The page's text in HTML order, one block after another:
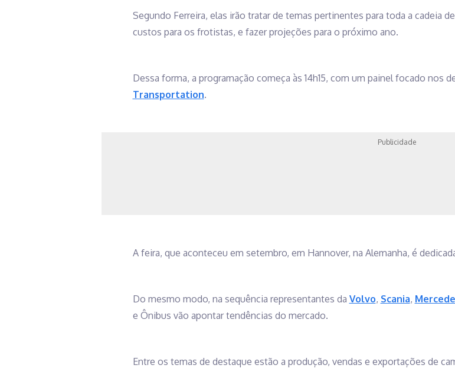
Segundo Ferreira, elas irão tratar de temas pertinentes para toda a cadeia
custos para os frotistas, e fazer projeções para o próximo ano.
Dessa forma, a programação começa às 14h15, com um painel focado nos
Transportation.
Publicidade
A feira, que aconteceu em setembro, em Hannover, na Alemanha, é
Do mesmo modo, na sequência representantes da Volvo, Scania,
e Ônibus vão apontar tendências do mercado.
Entre os temas de destaque estão a produção, vendas e exportações de